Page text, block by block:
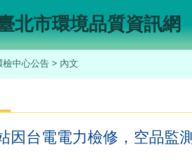
北市環境品質資訊網
檢中心公告 > 內文
因台電電力檢修，空品監